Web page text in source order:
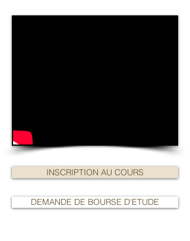
INSCRIPTION AU COURS
DEMANDE DE BOURSE D'ETUDE